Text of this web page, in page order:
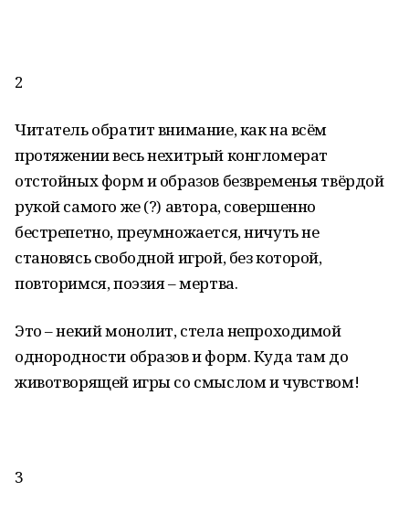
2
Читатель обратит внимание, как на всём
протяжении весь нехитрый конгломерат
отстойных форм и образов безвременья твёрдой
рукой самого же (?) автора, совершенно
бестрепетно, преумножается, ничуть не
становясь свободной игрой, без которой,
повторимся, поэзия – мертва.
Это – некий монолит, стела непроходимой
однородности образов и форм. Куда там до
животворящей игры со смыслом и чувством!
3